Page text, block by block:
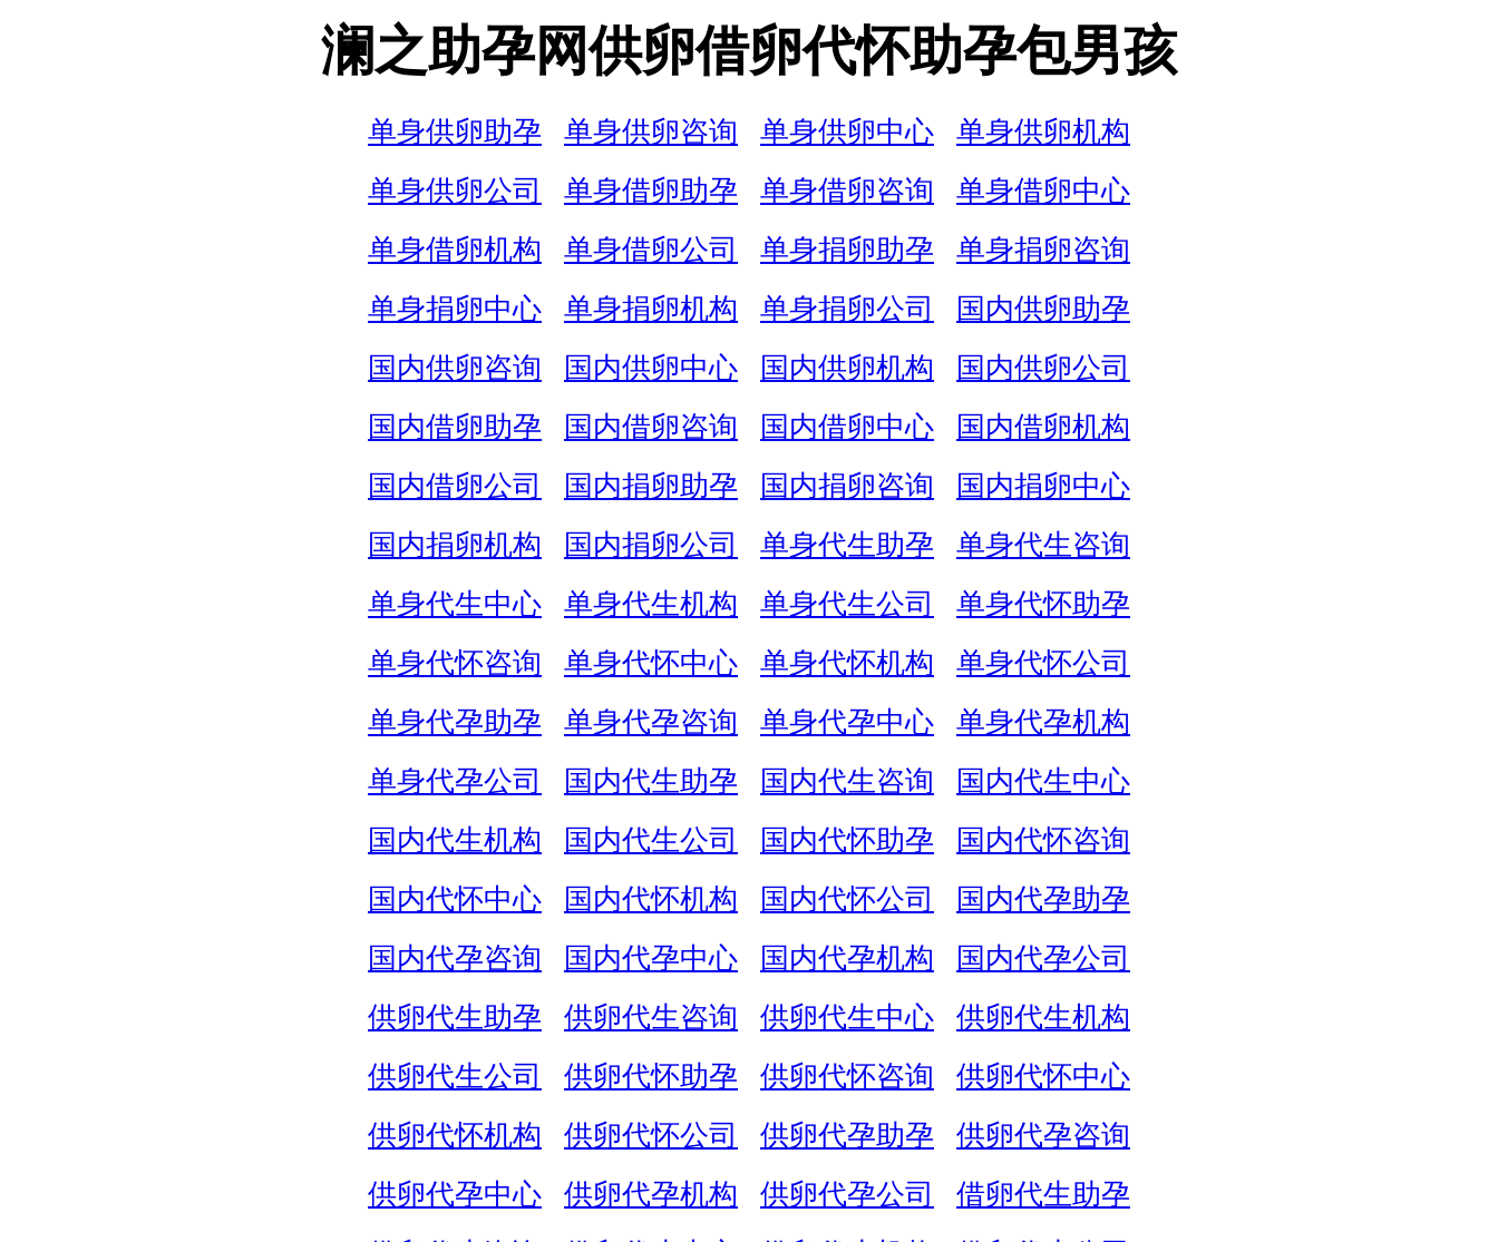
澜之助孕网供卵借卵代怀助孕包男孩
单身供卵助孕 单身供卵咨询 单身供卵中心
单身供卵机构
单身供卵公司
单身借卵助孕 单身借卵咨询
单身借卵中心
单身借卵机构
单身借卵公司 单身捐卵助孕
单身捐卵咨询
单身捐卵中心
单身捐卵机构 单身捐卵公司
国内供卵助孕
国内供卵咨询
国内供卵中心 国内供卵机构
国内供卵公司
国内借卵助孕
国内借卵咨询 国内借卵中心
国内借卵机构
国内借卵公司
国内捐卵助孕 国内捐卵咨询
国内捐卵中心
国内捐卵机构
国内捐卵公司 单身代生助孕
单身代生咨询
单身代生中心
单身代生机构 单身代生公司
单身代怀助孕
单身代怀咨询
单身代怀中心 单身代怀机构
单身代怀公司
单身代孕助孕
单身代孕咨询 单身代孕中心
单身代孕机构
单身代孕公司
国内代生助孕 国内代生咨询
国内代生中心
国内代生机构
国内代生公司 国内代怀助孕
国内代怀咨询
国内代怀中心
国内代怀机构 国内代怀公司
国内代孕助孕
国内代孕咨询
国内代孕中心 国内代孕机构
国内代孕公司
供卵代生助孕
供卵代生咨询 供卵代生中心
供卵代生机构
供卵代生公司
供卵代怀助孕 供卵代怀咨询
供卵代怀中心
供卵代怀机构
供卵代怀公司 供卵代孕助孕
供卵代孕咨询
供卵代孕中心
供卵代孕机构 供卵代孕公司
借卵代生助孕